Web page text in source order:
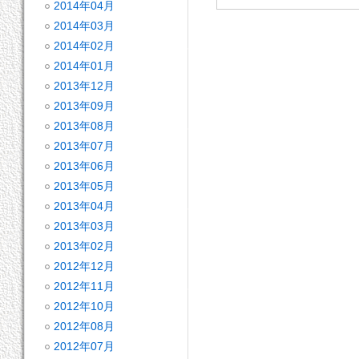
2014年04月
2014年03月
2014年02月
2014年01月
2013年12月
2013年09月
2013年08月
2013年07月
2013年06月
2013年05月
2013年04月
2013年03月
2013年02月
2012年12月
2012年11月
2012年10月
2012年08月
2012年07月